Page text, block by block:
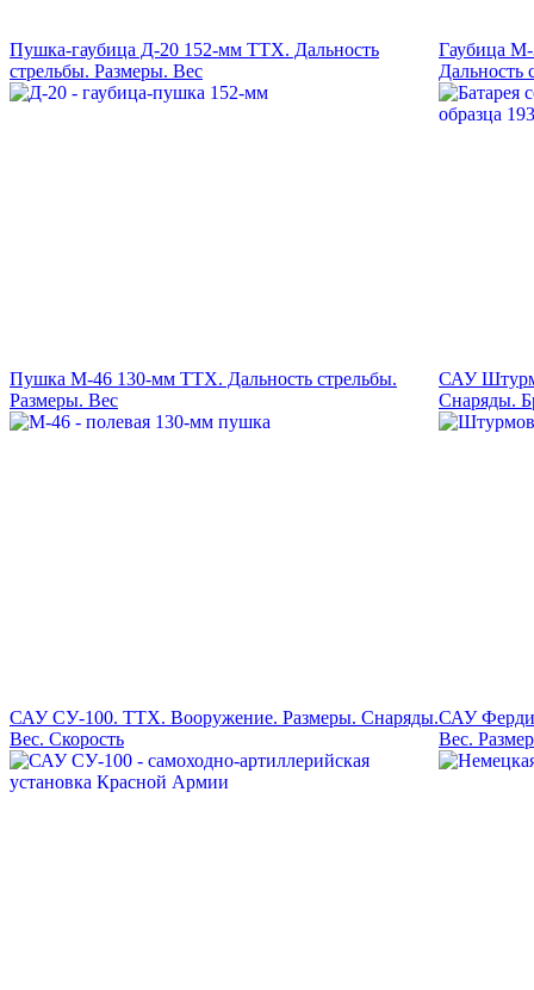
Пушка-гаубица Д-20 152-мм ТТХ. Дальность
стрельбы. Размеры. Вес
Гаубица
Дальность
Пушка М-46 130-мм ТТХ. Дальность стрельбы.
Размеры. Вес
САУ
Снаряды.
САУ СУ-100. ТТХ. Вооружение. Размеры. Снаряды.
Вес. Скорость
САУ
Вес.